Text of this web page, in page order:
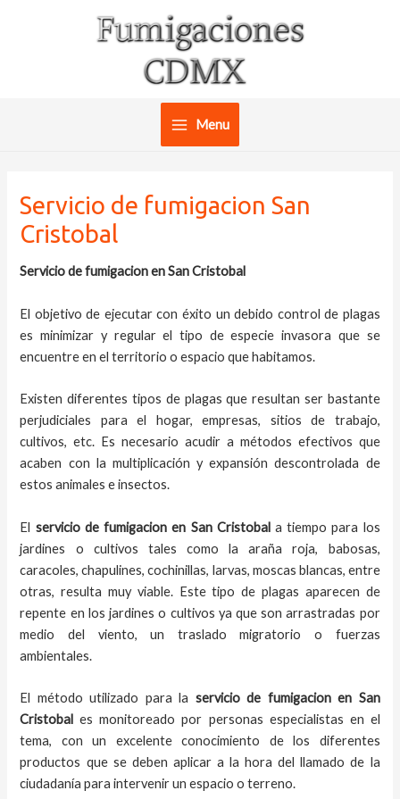
Main
Menu
Servicio de fumigacion San
Cristobal
Servicio de fumigacion en San Cristobal
El objetivo de ejecutar con éxito un debido control de plagas
es minimizar y regular el tipo de especie invasora que se
encuentre en el territorio o espacio que habitamos.
Existen diferentes tipos de plagas que resultan ser bastante
perjudiciales para el hogar, empresas, sitios de trabajo,
cultivos, etc. Es necesario acudir a métodos efectivos que
acaben con la multiplicación y expansión descontrolada de
estos animales e insectos.
El servicio de fumigacionen San Cristobal atiempo para los
jardines o cultivos tales como la araña roja, babosas,
caracoles, chapulines, cochinillas, larvas, moscas blancas, entre
otras, resulta muy viable. Este tipo de plagas aparecen de
repente en los jardines o cultivos ya que son arrastradas por
medio del viento, un traslado migratorio o fuerzas
ambientales.
El método utilizado para la servicio de fumigacion en San
Cristobal es monitoreado por personas especialistas en el
tema, con un excelente conocimiento de los diferentes
productos que se deben aplicar a la hora del llamado de la
ciudadanía para intervenir un espacio o terreno.